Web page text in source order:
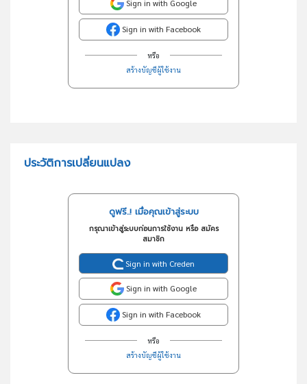
Sign in with Google
Sign in with Facebook
หรือ
สร้างบัญชีผู้ใช้งาน
ประวัติการเปลี่ยนแปลง
ดูฟรี..! เมื่อคุณเข้าสู่ระบบ
กรุณาเข้าสู่ระบบก่อนการใช้งาน หรือ สมัคร
สมาชิก
Sign in with Creden
Sign in with Google
Sign in with Facebook
หรือ
สร้างบัญชีผู้ใช้งาน